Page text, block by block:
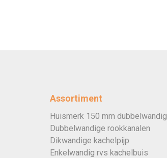
Assortiment
Huismerk 150 mm dubbelwandig
Dubbelwandige rookkanalen
Dikwandige kachelpijp
Enkelwandig rvs kachelbuis